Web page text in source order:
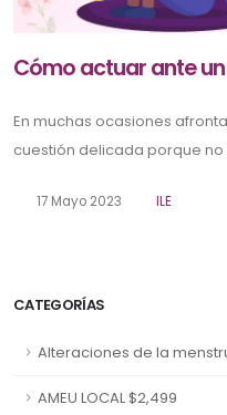
CATEGORÍAS
Alteraciones de la
AMEU LOCAL $2,499
Cómo actuar ante
En muchas ocasiones
cuestión delicada porque
17 Mayo 2023 ILE